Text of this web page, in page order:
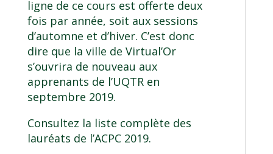
ligne de ce cours est offerte deux
fois par année, soit aux sessions
d’automne et d’hiver. C’est donc
dire que la ville de Virtual’Or
s’ouvrira de nouveau aux
apprenants de l’UQTR en
septembre 2019.
Consultez la liste complète des
lauréats de l’ACPC 2019.